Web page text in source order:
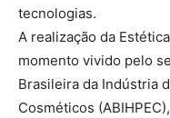
tecnologias.
A realização da
momento vivido pelo
Brasileira da Indústria
Cosméticos